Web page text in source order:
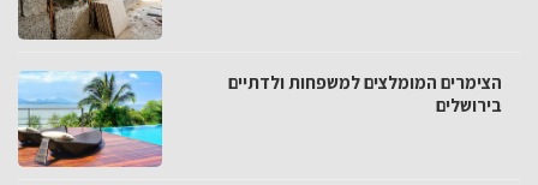
הצימרים המומלצים למשפחות ולדתיים
בירושלים